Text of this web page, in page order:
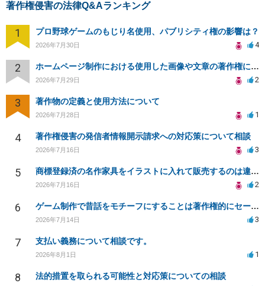
著作権侵害の法律Q&Aランキング
1 プロ野球ゲームのもじり名使用、パブリシティ権の影響は？
2026年7月30日 4
2 ホームページ制作における使用した画像や文章の著作権について
2026年7月29日 2
3 著作物の定義と使用方法について
2026年7月28日 1
4 著作権侵害の発信者情報開示請求への対応策について相談
2026年7月16日 3
5 商標登録済の名作家具をイラストに入れて販売するのは違法でしょうか
2026年7月16日 2
6 ゲーム制作で昔話をモチーフにすることは著作権的にセーフかどうか
2026年7月14日 3
7 支払い義務について相談です。
2026年8月1日 1
8 法的措置を取られる可能性と対応策についての相談